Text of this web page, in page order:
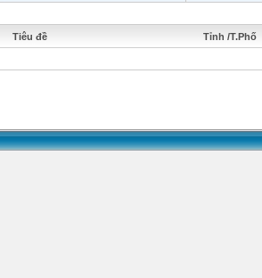
Tiêu đề Tỉnh /T.Phố